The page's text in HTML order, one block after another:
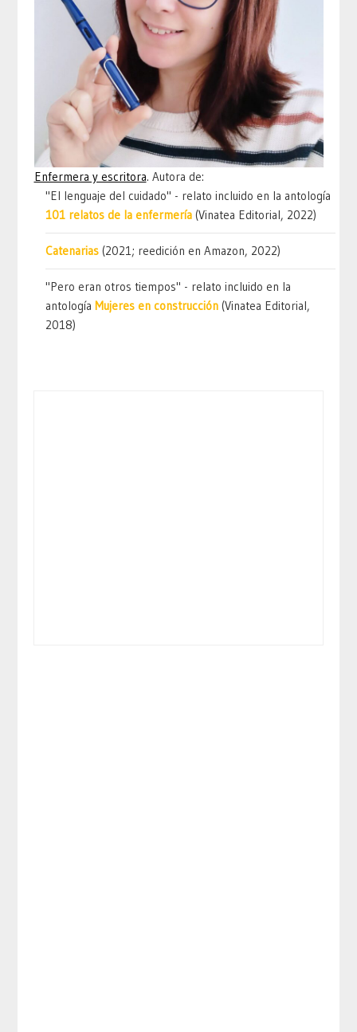
Enfermera y escritora. Autora de:
"El lenguaje del cuidado" - relato incluido en la antología
101 relatos de la enfermería (Vinatea Editorial, 2022)
Catenarias (2021; reedición en Amazon, 2022)
"Pero eran otros tiempos" - relato incluido en la
antología Mujeres en construcción (Vinatea Editorial,
2018)